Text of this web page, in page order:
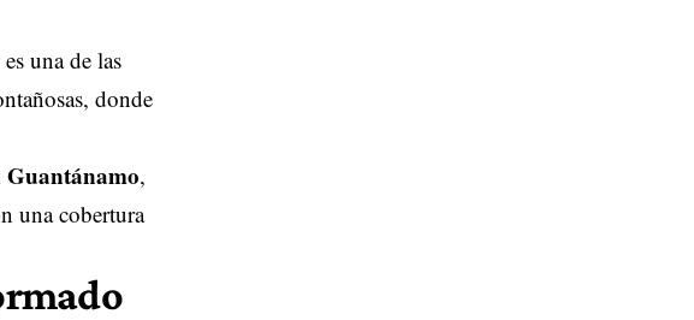
una de las
donde
,
una cobertura